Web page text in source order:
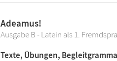
Adeamus!
Ausgabe B - Latein als 1.
Texte, Übungen,